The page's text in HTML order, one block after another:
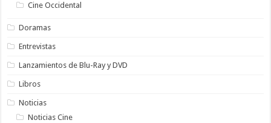
Cine Occidental
Doramas
Entrevistas
Lanzamientos de Blu-Ray y DVD
Libros
Noticias
Noticias Cine